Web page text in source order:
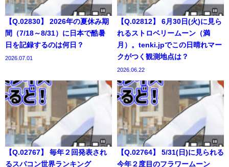
【Q.02830】 2026年の夏休み期
間（7/18～8/31）に日本で酷暑
日を記録するのは何日？
2026.07.01
【Q.02812】 6月30日(火)に見ら
れるストロベリームーン（満
月）。tenki.jpでこの日晴れマー
クがつく観測地点は？
2026.06.22
【Q.02767】 毎年２回発表され
るスパコン世界ランキング
【Q.02764】 5/31(日)に見られる
今年２度目のフラワームーン